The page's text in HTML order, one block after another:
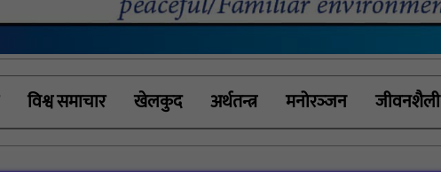
विश्व समाचार खेलकुद अर्थतन्त्र मनोरञ्‍जन जीवनशैली